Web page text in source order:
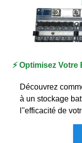
⚡ Optimisez
Découvrez
à un stockage
l''efficacité de